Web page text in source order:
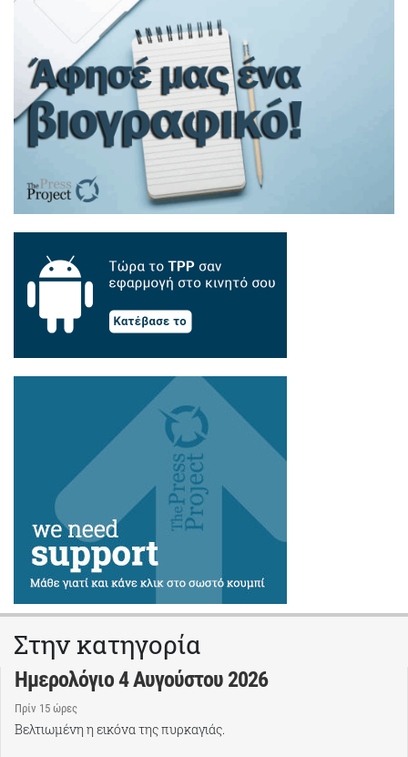
Στην κατηγορία
Ημερολόγιο 4 Αυγούστου 2026
Πρίν 15 ώρες
Βελτιωμένη η εικόνα της πυρκαγιάς.